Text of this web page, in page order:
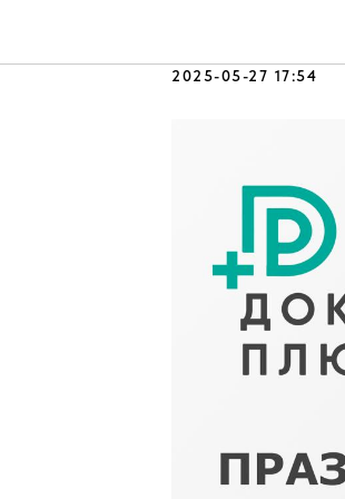
1 ИЮНЯ
2025-05-27 17:54